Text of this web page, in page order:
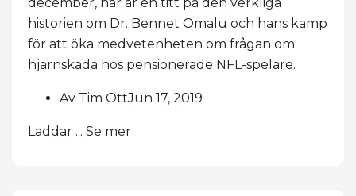
historien om Dr. Bennet Omalu och hans kamp
för att öka medvetenheten om frågan om
hjärnskada hos pensionerade NFL-spelare.
Av Tim OttJun 17, 2019
Laddar ... Se mer